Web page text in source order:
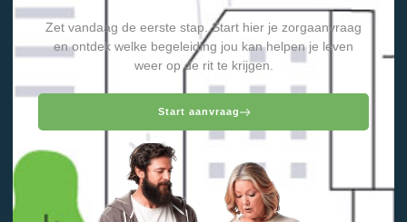
Zet vandaag de eerste stap. Start hier je zorgaanvraag
en ontdek welke begeleiding jou kan helpen je leven
weer op de rit te krijgen.
Start aanvraag